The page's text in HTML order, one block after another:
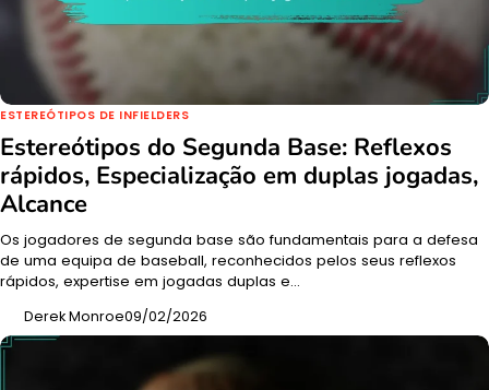
ESTEREÓTIPOS DE INFIELDERS
Estereótipos do Segunda Base: Reflexos
rápidos, Especialização em duplas jogadas,
Alcance
Os jogadores de segunda base são fundamentais para a defesa
de uma equipa de baseball, reconhecidos pelos seus reflexos
rápidos, expertise em jogadas duplas e…
Derek Monroe09/02/2026